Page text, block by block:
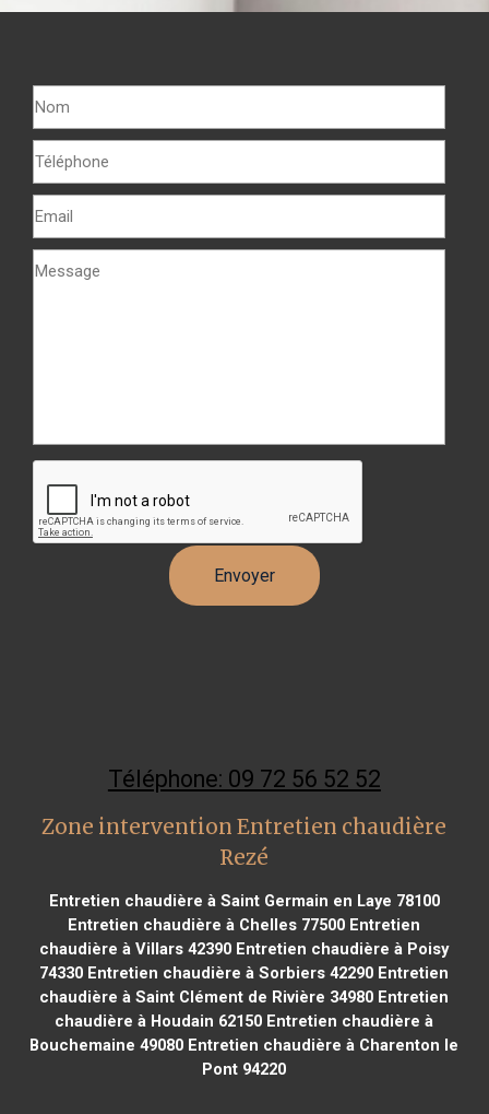
Téléphone: 09 72 56 52 52
Zone intervention Entretien chaudière
Rezé
Entretien chaudière à Saint Germain en Laye 78100
Entretien chaudière à Chelles 77500 Entretien
chaudière à Villars 42390 Entretien chaudière à Poisy
74330 Entretien chaudière à Sorbiers 42290 Entretien
chaudière à Saint Clément de Rivière 34980 Entretien
chaudière à Houdain 62150 Entretien chaudière à
Bouchemaine 49080 Entretien chaudière à Charenton le
Pont 94220